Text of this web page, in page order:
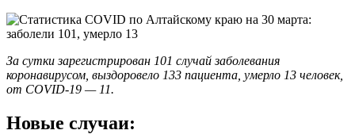
За сутки зарегистрирован 101 случай заболевания
коронавирусом, выздоровело 133 пациента, умерло 13 человек,
от COVID-19 — 11.
Новые случаи: